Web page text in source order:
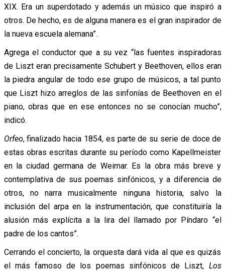
XIX. Era un superdotado y además un músico que inspiró a
otros. De hecho, es de alguna manera es el gran inspirador de
la nueva escuela alemana”.
Agrega el conductor que a su vez “las fuentes inspiradoras
de Liszt eran precisamente Schubert y Beethoven, ellos eran
la piedra angular de todo ese grupo de músicos, a tal punto
que Liszt hizo arreglos de las sinfonías de Beethoven en el
piano, obras que en ese entonces no se conocían mucho”,
indicó.
Orfeo, finalizado hacia 1854, es parte de su serie de doce de
estas obras escritas durante su período como Kapellmeister
en la ciudad germana de Weimar. Es la obra más breve y
contemplativa de sus poemas sinfónicos, y a diferencia de
otros, no narra musicalmente ninguna historia, salvo la
inclusión del arpa en la instrumentación, que constituiría la
alusión más explícita a la lira del llamado por Píndaro “el
padre de los cantos”.
Cerrando el concierto, la orquesta dará vida al que es quizás
el más famoso de los poemas sinfónicos de Liszt, Los